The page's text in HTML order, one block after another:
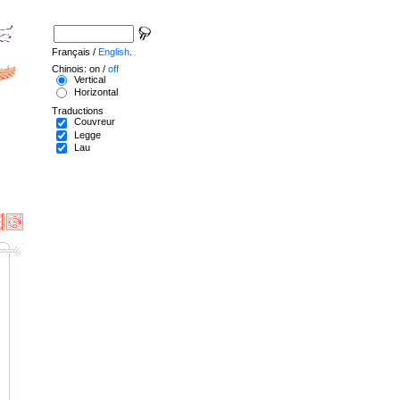
Français / English
Chinois: on / off
Vertical
Horizontal
Traductions
Couvreur
Legge
Lau